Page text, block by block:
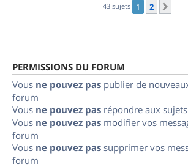
43 sujets 1 2
PERMISSIONS DU FORUM
Vous ne pouvez pas publier de
forum
Vous ne pouvez pas répondre aux
Vous ne pouvez pas modifier vos
forum
Vous ne pouvez pas supprimer vos
forum